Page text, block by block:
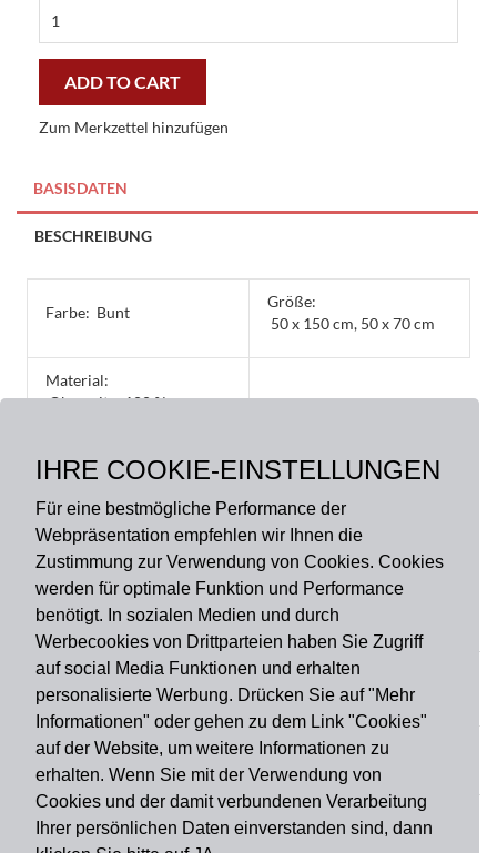
IHRE COOKIE-EINSTELLUNGEN
Für eine bestmögliche Performance der
Webpräsentation empfehlen wir Ihnen die
Zustimmung zur Verwendung von Cookies. Cookies
werden für optimale Funktion und Performance
benötigt. In sozialen Medien und durch
Werbecookies von Drittparteien haben Sie Zugriff
auf social Media Funktionen und erhalten
personalisierte Werbung. Drücken Sie auf "Mehr
Informationen" oder gehen zu dem Link "Cookies"
auf der Website, um weitere Informationen zu
erhalten. Wenn Sie mit der Verwendung von
Cookies und der damit verbundenen Verarbeitung
Ihrer persönlichen Daten einverstanden sind, dann
Clean
Blumenfelder
preiswert
quantity
ADD TO CART
Zum Merkzettel hinzufügen
BASISDATEN
BESCHREIBUNG
Farbe: Bunt
Größe:
50 x 150 cm, 50 x 70 cm
Material:
Oberseite: 100 %
% PVC, rutschhemmend
Zahlungsart
Versandart
Du findest uns auch auf